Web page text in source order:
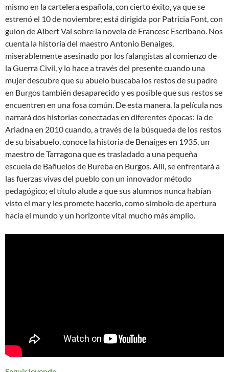
mismo en la cartelera española, con cierto éxito, ya que se
estrenó el 10 de noviembre; está dirigida por Patricia Font, con
guion de Albert Val sobre la novela de Francesc Escribano. Nos
cuenta la historia del maestro Antonio Benaiges,
miserablemente asesinado por los falangistas al comienzo de
la Guerra Civil, y lo hace a través del presente cuando una
mujer descubre que su abuelo buscaba los restos de su padre
en Burgos también desaparecido y es posible que sus restos se
encuentren en una fosa común. De esta manera, la película nos
narrará dos historias conectadas en diferentes épocas: la de
Ariadna en 2010 cuando, a través de la búsqueda de los restos
de su bisabuelo, conoce la historia de Benaiges en 1935, un
maestro de Tarragona que es trasladado a una pequeña
escuela de Bañuelos de Bureba en Burgos. Allí, se enfrentará a
las fuerzas vivas del pueblo con un innovador método
pedagógico; el título alude a que sus alumnos nunca habían
visto el mar y les promete hacerlo, como símbolo de apertura
hacia el mundo y un horizonte vital mucho más amplio.